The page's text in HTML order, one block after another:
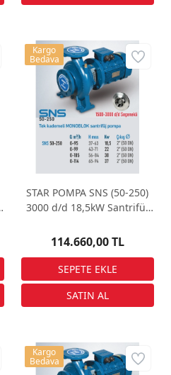
STAR POMPA SNS (50-250)
3000 d/d 18,5kW Santrifüj
114.660,00 TL
Kargo
Bedava
Kargo
Bedava